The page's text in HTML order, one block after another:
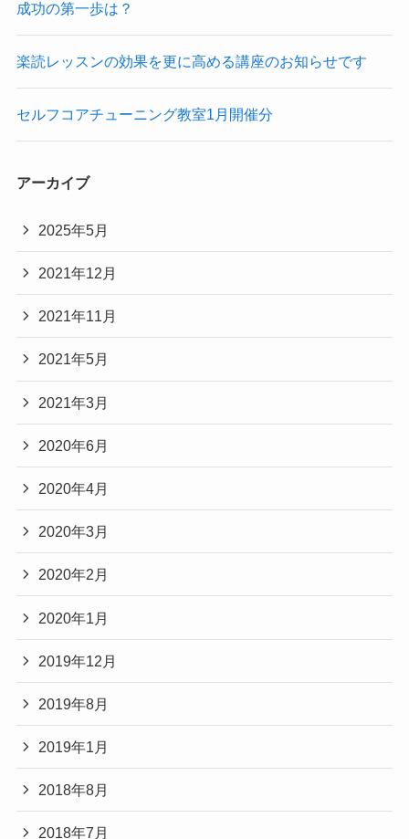
成功の第一歩は？
楽読レッスンの効果を更に高める講座のお知らせです
セルフコアチューニング教室1月開催分
アーカイブ
2025年5月
2021年12月
2021年11月
2021年5月
2021年3月
2020年6月
2020年4月
2020年3月
2020年2月
2020年1月
2019年12月
2019年8月
2019年1月
2018年8月
2018年7月